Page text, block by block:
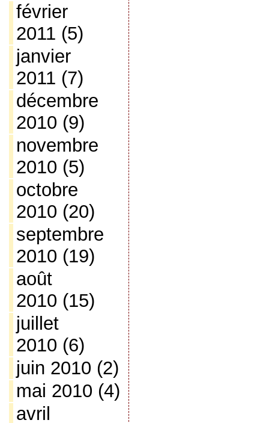
février
2011 (5)
janvier
2011 (7)
décembre
2010 (9)
novembre
2010 (5)
octobre
2010 (20)
septembre
2010 (19)
août
2010 (15)
juillet
2010 (6)
juin 2010 (2)
mai 2010 (4)
avril